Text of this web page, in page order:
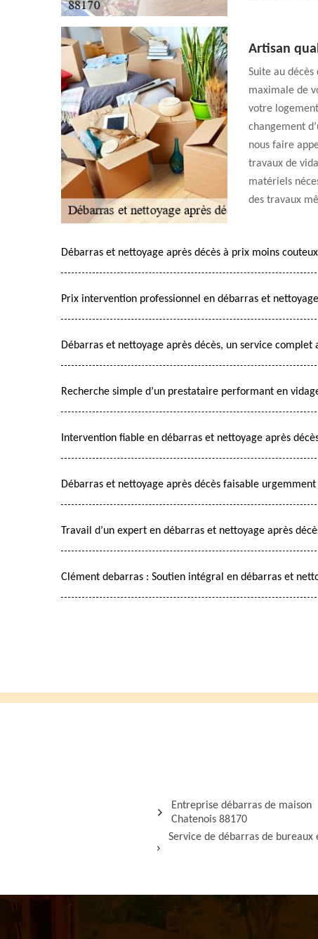
Artisan
Suite au
maximale de
votre
changement
nous faire
travaux de
matériels
des travaux
Débarras et nettoyage après décès à prix moins couteux
Prix intervention professionnel en débarras et
Débarras et nettoyage après décès, un service complet
Recherche simple d’un prestataire performant en
Intervention fiable en débarras et nettoyage après
Débarras et nettoyage après décès faisable urgemment
Travail d’un expert en débarras et nettoyage après
Clément debarras : Soutien intégral en débarras et
Entreprise débarras de maison
Chatenois 88170
Service de débarras de bureaux